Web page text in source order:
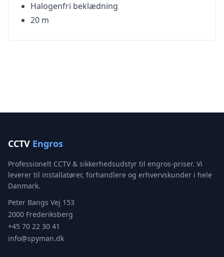
Halogenf­ri beklædning
20 m
CCTV Engros
Professionelt CCTV & sikkerhedsudstyr til engros-priser. Vi
leverer til installatører, forhandlere og erhvervskunder i hele
Danmark.
Peter Bangs Vej 153
2000 Frederiksberg
+45 70 22 30 41
info@spyman.dk